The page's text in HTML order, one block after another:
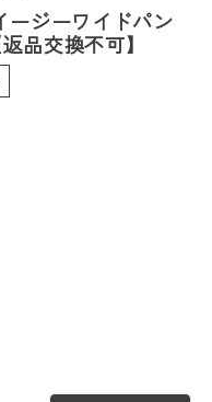
ジーワイドパン
品交換不可】